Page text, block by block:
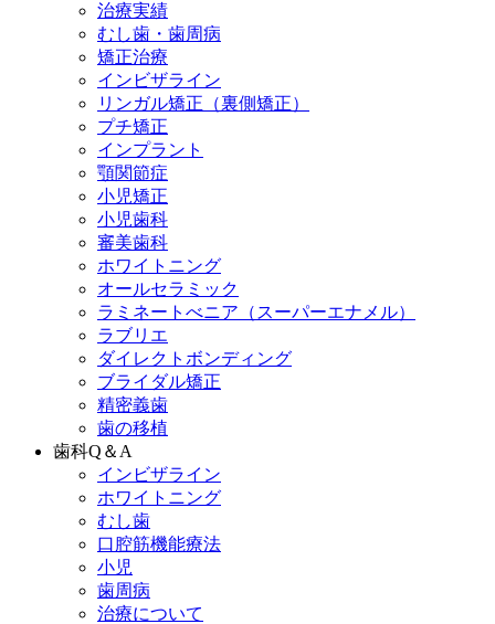
治療実績
むし歯・歯周病
矯正治療
インビザライン
リンガル矯正（裏側矯正）
プチ矯正
インプラント
顎関節症
小児矯正
小児歯科
審美歯科
ホワイトニング
オールセラミック
ラミネートべニア （スーパーエナメル）
ラブリエ
ダイレクトボンディング
ブライダル矯正
精密義歯
歯の移植
歯科Q＆A
インビザライン
ホワイトニング
むし歯
口腔筋機能療法
小児
歯周病
治療について